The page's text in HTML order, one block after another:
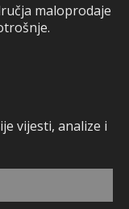
maloprodaje
vijesti, analize i